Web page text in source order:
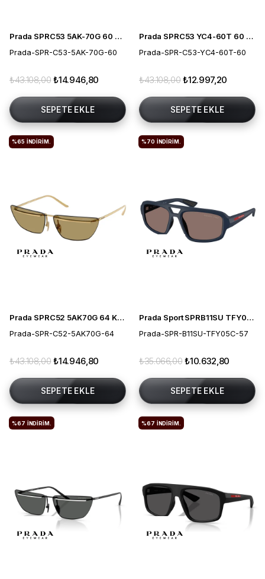
Prada SPRC53 5AK-70G 60 Erkek Güneş Gözlüğü
Prada-SPR-C53-5AK-70G-60
₺14.946,80
₺43.108,00
SEPETE EKLE
Prada SPRC53 YC4-60T 60 Erkek Güneş Gözlüğü
Prada-SPR-C53-YC4-60T-60
₺12.997,20
₺43.108,00
SEPETE EKLE
Prada SPRC52 5AK70G 64 Kadın Güneş Gözlüğü
Prada-SPR-C52-5AK70G-64
₺14.946,80
₺43.108,00
SEPETE EKLE
%65 İNDIRIM.
Prada Sport SPRB11SU TFY05C 57 Polarize Erkek Güneş Gözlüğü
Prada-SPR-B11SU-TFY05C-57
₺10.632,80
₺35.066,00
SEPETE EKLE
%70 İNDIRIM.
%67 İNDIRIM. %67 İNDIRIM.